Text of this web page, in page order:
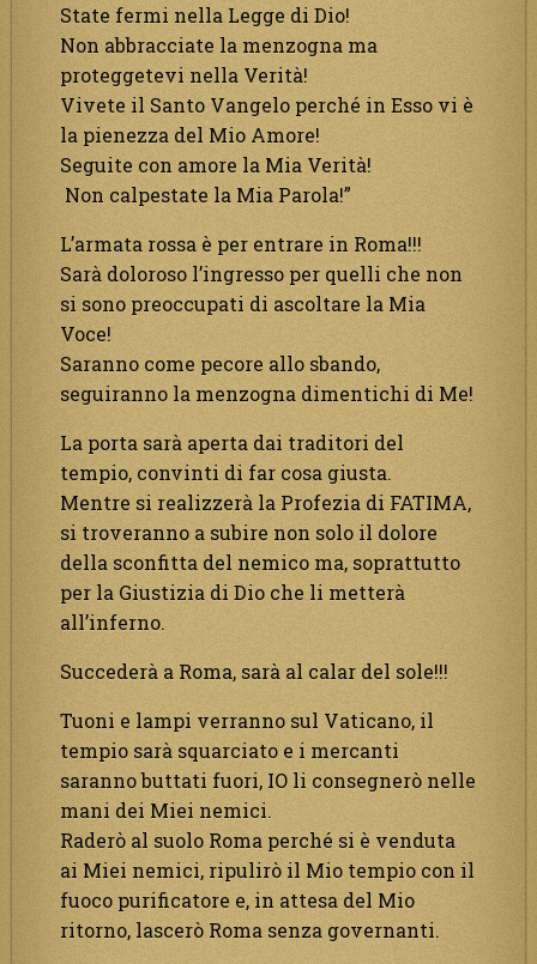
State fermi nella Legge di Dio!
Non abbracciate la menzogna ma
proteggetevi nella Verità!
Vivete il Santo Vangelo perché in Esso vi è
la pienezza del Mio Amore!
Seguite con amore la Mia Verità!
Non calpestate la Mia Parola!”
L’armata rossa è per entrare in Roma!!!
Sarà doloroso l’ingresso per quelli che non
si sono preoccupati di ascoltare la Mia
Voce!
Saranno come pecore allo sbando,
seguiranno la menzogna dimentichi di Me!
La porta sarà aperta dai traditori del
tempio, convinti di far cosa giusta.
Mentre si realizzerà la Profezia di FATIMA,
si troveranno a subire non solo il dolore
della sconfitta del nemico ma, soprattutto
per la Giustizia di Dio che li metterà
all’inferno.
Succederà a Roma, sarà al calar del sole!!!
Tuoni e lampi verranno sul Vaticano, il
tempio sarà squarciato e i mercanti
saranno buttati fuori, IO li consegnerò nelle
mani dei Miei nemici.
Raderò al suolo Roma perché si è venduta
ai Miei nemici, ripulirò il Mio tempio con il
fuoco purificatore e, in attesa del Mio
ritorno, lascerò Roma senza governanti.